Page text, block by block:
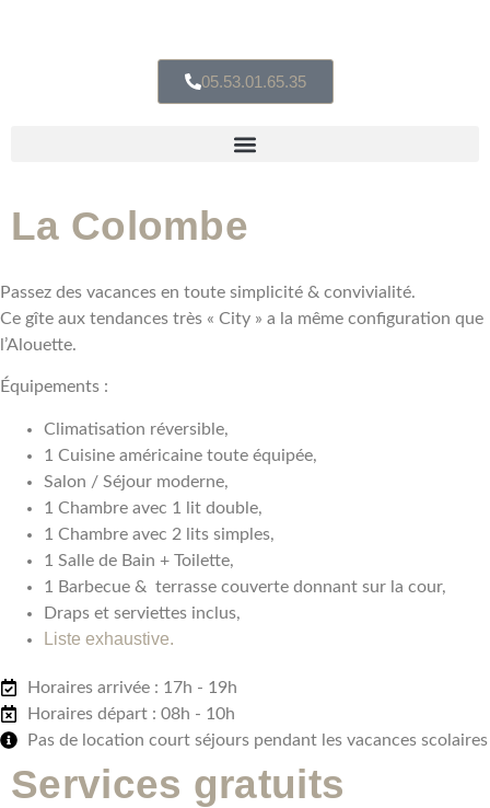
05.53.01.65.35
La Colombe
Passez des vacances en toute simplicité & convivialité.
Ce gîte aux tendances très « City » a la même configuration que
l’Alouette.
Équipements :
Climatisation réversible,
1 Cuisine américaine toute équipée,
Salon / Séjour moderne,
1 Chambre avec 1 lit double,
1 Chambre avec 2 lits simples,
1 Salle de Bain + Toilette,
1 Barbecue & terrasse couverte donnant sur la cour,
Draps et serviettes inclus,
Liste exhaustive.
Horaires arrivée : 17h - 19h
Horaires départ : 08h - 10h
Pas de location court séjours pendant les vacances scolaires
Services gratuits